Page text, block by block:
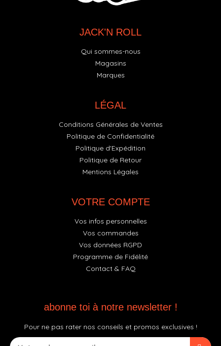
JACK'N ROLL
Qui sommes-nous
Magasins
Marques
LÉGAL
Conditions Générales de Ventes
Politique de Confidentialité
Politique d'Expédition
Politique de Retour
Mentions Légales
VOTRE COMPTE
Vos infos personnelles
Vos commandes
Vos données RGPD
Programme de Fidélité
Contact & FAQ
abonne toi à notre newsletter !
Pour ne pas rater nos conseils et promos exclusives !